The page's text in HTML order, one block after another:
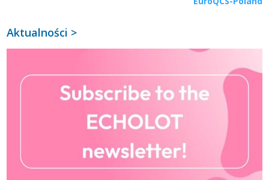
Aktualności >